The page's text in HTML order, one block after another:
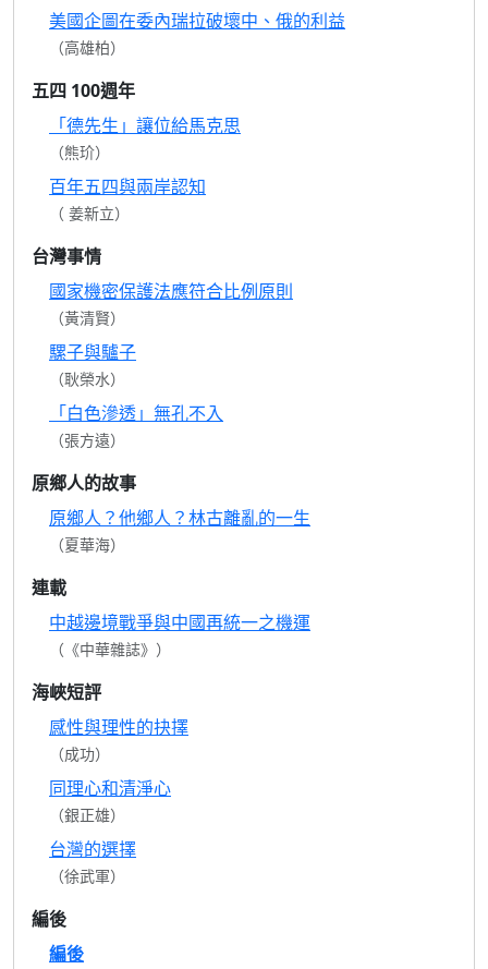
美國企圖在委內瑞拉破壞中、俄的利益
（高雄柏）
五四 100週年
「德先生」讓位給馬克思
（熊玠）
百年五四與兩岸認知
（ 姜新立）
台灣事情
國家機密保護法應符合比例原則
（黃清賢）
騾子與驢子
（耿榮水）
「白色滲透」無孔不入
（張方遠）
原鄉人的故事
原鄉人？他鄉人？林古離亂的一生
（夏華海）
連載
中越邊境戰爭與中國再統一之機運
（《中華雜誌》）
海峽短評
感性與理性的抉擇
（成功）
同理心和清淨心
（銀正雄）
台灣的選擇
（徐武軍）
編後
編後